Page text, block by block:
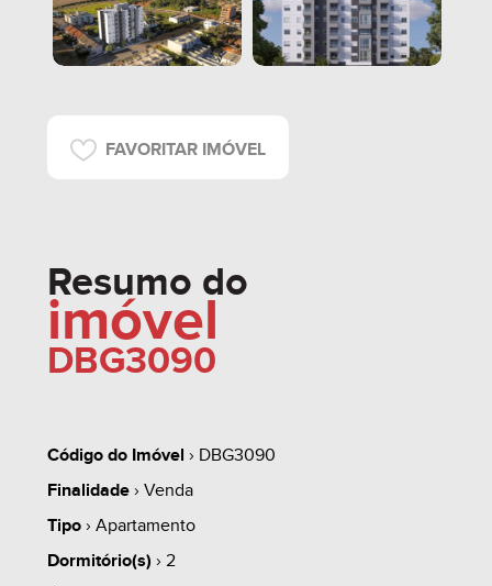
FAVORITAR IMÓVEL
Resumo do
imóvel
DBG3090
Código do Imóvel › DBG3090
Finalidade› Venda
Tipo› Apartamento
Dormitório(s) › 2